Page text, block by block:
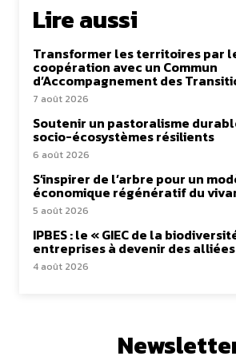
Lire aussi
Transformer les territoires par
coopération avec un Commun
d’Accompagnement des
7 août 2026
Soutenir un pastoralisme
socio-écosystèmes résilients
6 août 2026
S’inspirer de l’arbre pour un
économique régénératif du
5 août 2026
IPBES : le « GIEC de la
entreprises à devenir des
4 août 2026